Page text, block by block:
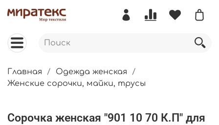
Главная
Одежда женская
Женские сорочки, майки, трусы
Сорочка женская "901 10 70 К.П" для